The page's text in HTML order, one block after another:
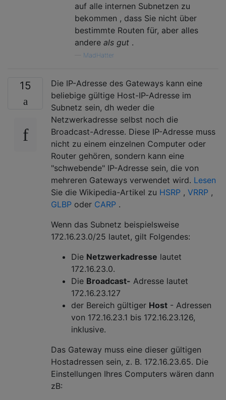
auf alle internen Subnetzen zu
bekommen , dass Sie nicht über
bestimmte Routen für, aber alles
andere als gut .
MadHatter
15
Die IP-Adresse des Gateways kann eine
beliebige gültige Host-IP-Adresse im
Subnetz sein, dh weder die
Netzwerkadresse selbst noch die
Broadcast-Adresse. Diese IP-Adresse muss
nicht zu einem einzelnen Computer oder
Router gehören, sondern kann eine
"schwebende" IP-Adresse sein, die von
mehreren Gateways verwendet wird. Lesen
Sie die Wikipedia-Artikel zu HSRP , VRRP ,
GLBP oder CARP .
Wenn das Subnetz beispielsweise
172.16.23.0/25 lautet, gilt Folgendes:
Die Netzwerkadresse lautet
172.16.23.0.
Die Broadcast- Adresse lautet
172.16.23.127
der Bereich gültiger Host - Adressen
von 172.16.23.1 bis 172.16.23.126,
inklusive.
Das Gateway muss eine dieser gültigen
Hostadressen sein, z. B. 172.16.23.65. Die
Einstellungen Ihres Computers wären dann
zB: